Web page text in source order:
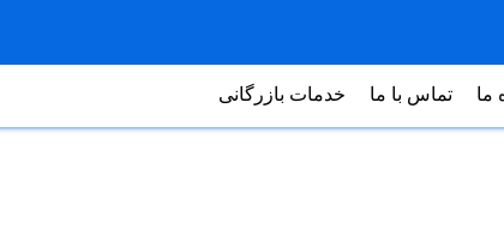
ما تماس با ما خدمات بازرگانی